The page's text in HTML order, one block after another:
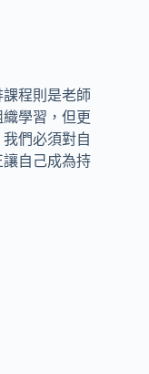
程則是老師
學習，但更
們必須對自
自己成為持